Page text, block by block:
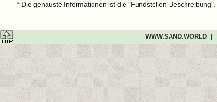
* Die genauste Informationen ist die "Fundstellen-
WWW.SAND.WORLD|